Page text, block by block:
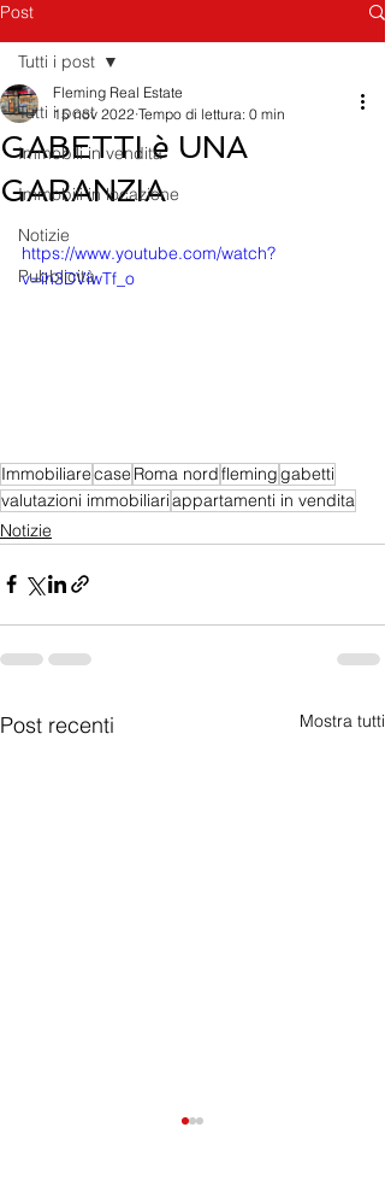
Post
Tutti i post
Immobili in vendita
Immobili in locazione
Notizie
Pubblicità
Tutti i post
GABETTI è UNA
GARANZIA
Fleming Real Estate
15 nov 2022 Tempo di lettura: 0 min
https://www.youtube.com/watch?
v=ih3DViwTf_o
Immobiliarecase Roma nordfleminggabetti
valutazioni immobiliariappartamenti in vendita
Notizie
Post recenti Mostra tutti